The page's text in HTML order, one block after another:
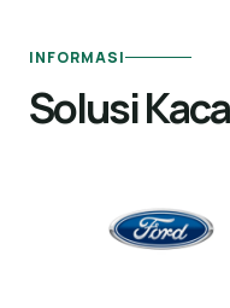
INFORMASI
Solusi